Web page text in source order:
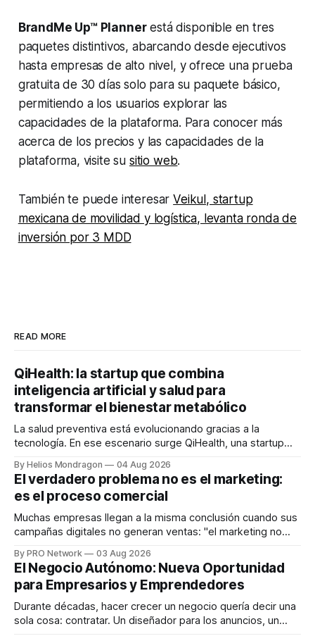
BrandMe Up™ Plannerestá disponible en tres
paquetes distintivos, abarcando desde ejecutivos
hasta empresas de alto nivel, y ofrece una prueba
gratuita de 30 días solo para su paquete básico,
permitiendo a los usuarios explorar las
capacidades de la plataforma. Para conocer más
acerca de los precios y las capacidades de la
plataforma, visite su sitio web.
También te puede interesarVeikul, startup
mexicana de movilidad y logística, levanta ronda de
inversión por 3 MDD
READ MORE
QiHealth: la startup que combina
inteligencia artificial y salud para
transformar el bienestar metabólico
La salud preventiva está evolucionando gracias a la
tecnología. En ese escenario surge QiHealth, una startup
dispositivos inteligentes, inteligencia artificial y monitoreo
en tiempo real para ayudar a las personas a tomar mejores
decisiones sobre su salud metabólica. Su propuesta busca
responder
By Helios Mondragon 04 Aug 2026
El verdadero problema no es el marketing:
es el proceso comercial
Muchas empresas llegan a la misma conclusión cuando sus
campañas digitales no generan ventas: "el marketing no
INTERIUS, el problema suele estar en otro lugar. Durante
una entrevista para el podcast SER PRO, el especialista en
marketing digital explicó que
By PRO Network 03 Aug 2026
El Negocio Autónomo: Nueva Oportunidad
para Empresarios y Emprendedores
Durante décadas, hacer crecer un negocio quería decir una
sola cosa: contratar. Un diseñador para los anuncios, un